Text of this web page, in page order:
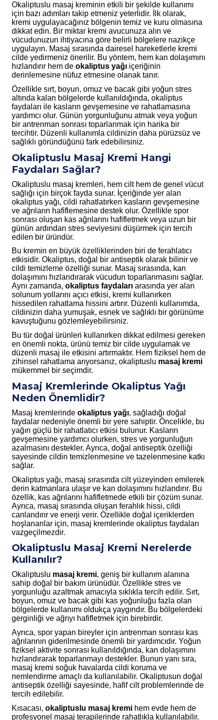
Okaliptuslu masaj kreminin etkili bir şekilde kullanımı
için bazı adımları takip etmeniz yeterlidir. İlk olarak,
kremi uygulayacağınız bölgenin temiz ve kuru olmasına
dikkat edin. Bir miktar kremi avucunuza alın ve
vücudunuzun ihtiyacına göre belirli bölgelere nazikçe
uygulayın. Masaj sırasında dairesel hareketlerle kremi
cilde yedirmeniz önerilir. Bu yöntem, hem kan dolaşımını
hızlandırır hem de okaliptus yağı içeriğinin
derinlemesine nüfuz etmesine olanak tanır.
Özellikle sırt, boyun, omuz ve bacak gibi yoğun stres
altında kalan bölgelerde kullanıldığında, okaliptus
faydaları ile kasların gevşemesine ve rahatlamasına
yardımcı olur. Günün yorgunluğunu atmak veya yoğun
bir antrenman sonrası toparlanmak için harika bir
tercihtir. Düzenli kullanımla cildinizin daha pürüzsüz ve
sağlıklı göründüğünü fark edebilirsiniz.
Okaliptuslu Masaj Kremi Hangi
Faydaları Sağlar?
Okaliptuslu masaj kremleri, hem cilt hem de genel vücut
sağlığı için birçok fayda sunar. İçeriğinde yer alan
okaliptus yağı, cildi rahatlatırken kasların gevşemesine
ve ağrıların hafiflemesine destek olur. Özellikle spor
sonrası oluşan kas ağrılarını hafifletmek veya uzun bir
günün ardından stres seviyesini düşürmek için tercih
edilen bir üründür.
Bu kremin en büyük özelliklerinden biri de ferahlatıcı
etkisidir. Okaliptus, doğal bir antiseptik olarak bilinir ve
cildi temizleme özelliği sunar. Masaj sırasında, kan
dolaşımını hızlandırarak vücudun toparlanmasını sağlar.
Aynı zamanda, okaliptus faydaları arasında yer alan
solunum yollarını açıcı etkisi, kremi kullanırken
hissedilen rahatlama hissini artırır. Düzenli kullanımda,
cildinizin daha yumuşak, esnek ve sağlıklı bir görünüme
kavuştuğunu gözlemleyebilirsiniz.
Bu tür doğal ürünleri kullanırken dikkat edilmesi gereken
en önemli nokta, ürünü temiz bir cilde uygulamak ve
düzenli masaj ile etkisini artırmaktır. Hem fiziksel hem de
zihinsel rahatlama arıyorsanız, okaliptuslu masaj kremi
mükemmel bir seçimdir.
Masaj Kremlerinde Okaliptus Yağı
Neden Önemlidir?
Masaj kremlerinde okaliptus yağı, sağladığı doğal
faydalar nedeniyle önemli bir yere sahiptir. Öncelikle, bu
yağın güçlü bir rahatlatıcı etkisi bulunur. Kasların
gevşemesine yardımcı olurken, stres ve yorgunluğun
azalmasını destekler. Ayrıca, doğal antiseptik özelliği
sayesinde cildin temizlenmesine ve tazelenmesine katkı
sağlar.
Okaliptus yağı, masaj sırasında cilt yüzeyinden emilerek
derin katmanlara ulaşır ve kan dolaşımını hızlandırır. Bu
özellik, kas ağrılarını hafifletmede etkili bir çözüm sunar.
Ayrıca, masaj sırasında oluşan ferahlık hissi, cildi
canlandırır ve enerji verir. Özellikle doğal içeriklerden
hoşlananlar için, masaj kremlerinde okaliptus faydaları
vazgeçilmezdir.
Okaliptuslu Masaj Kremi Nerelerde
Kullanılır?
Okaliptuslu masaj kremi, geniş bir kullanım alanına
sahip doğal bir bakım ürünüdür. Özellikle stres ve
yorgunluğu azaltmak amacıyla sıklıkla tercih edilir. Sırt,
boyun, omuz ve bacak gibi kas yoğunluğu fazla olan
bölgelerde kullanımı oldukça yaygındır. Bu bölgelerdeki
gerginliği ve ağrıyı hafifletmek için birebirdir.
Ayrıca, spor yapan bireyler için antrenman sonrası kas
ağrılarının giderilmesinde önemli bir yardımcıdır. Yoğun
fiziksel aktivite sonrası kullanıldığında, kan dolaşımını
hızlandırarak toparlanmayı destekler. Bunun yanı sıra,
masaj kremi soğuk havalarda cildi koruma ve
nemlendirme amaçlı da kullanılabilir. Okaliptusun doğal
antiseptik özelliği sayesinde, hafif cilt problemlerinde de
tercih edilebilir.
Kısacası, okaliptuslu masaj kremi hem evde hem de
profesyonel masaj terapilerinde rahatlıkla kullanılabilir.